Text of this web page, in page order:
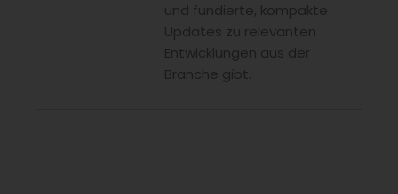
und fundierte, kompakte
Updates zu relevanten
Entwicklungen aus der
Branche gibt.